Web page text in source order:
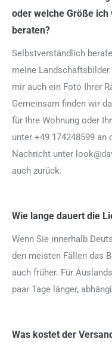
oder welche Größe
beraten?
Selbstverständlich
meine
mir auch ein Foto Ihrer
Gemeinsam finden wir
für Ihre Wohnung oder
unter +49 174248599
Nachricht unter
auch zurück.
Wie lange dauert die
Wenn Sie innerhalb
den meisten Fällen das
auch früher. Für
paar Tage länger,
Was kostet der